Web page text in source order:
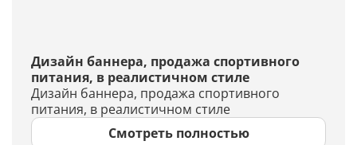
Дизайн баннера, продажа спортивного
питания, в реалистичном стиле
Дизайн баннера, продажа спортивного
питания, в реалистичном стиле
Смотреть полностью